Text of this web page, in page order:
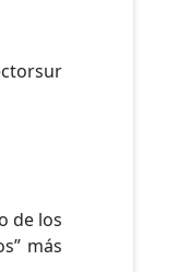
de los
más